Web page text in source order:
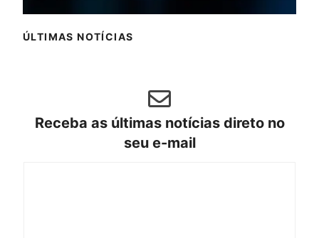
ÚLTIMAS NOTÍCIAS
Receba as últimas notícias direto no
seu e-mail